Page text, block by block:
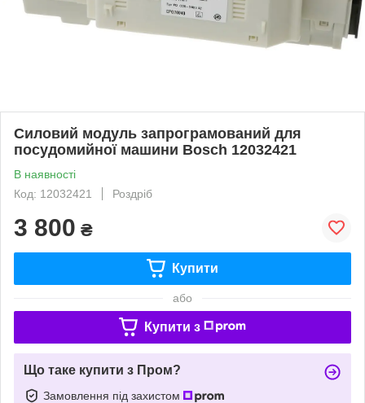
Силовий модуль запрограмований для
посудомийної машини Bosch 12032421
В наявності
Код: 12032421
Роздріб
3 800 ₴
Купити
або
Купити з
Що таке купити з Пром?
Замовлення під захистом